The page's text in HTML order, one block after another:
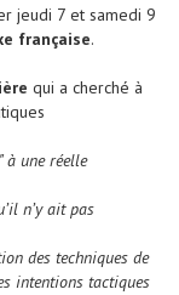
jeudi 7 et samedi 9
française.
qui a cherché à
à une réelle
n’y ait pas
des techniques de
intentions tactiques